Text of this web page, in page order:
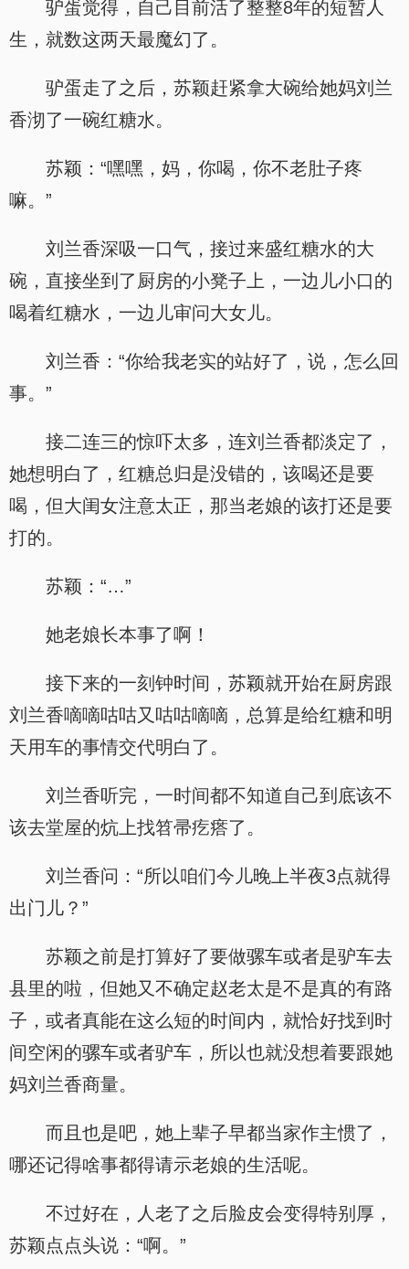
驴蛋觉得，自己目前活了整整8年的短暂人
生，就数这两天最魔幻了。
驴蛋走了之后，苏颖赶紧拿大碗给她妈刘兰
香沏了一碗红糖水。
苏颖：“嘿嘿，妈，你喝，你不老肚子疼
嘛。”
刘兰香深吸一口气，接过来盛红糖水的大
碗，直接坐到了厨房的小凳子上，一边儿小口的
喝着红糖水，一边儿审问大女儿。
刘兰香：“你给我老实的站好了，说，怎么回
事。”
接二连三的惊吓太多，连刘兰香都淡定了，
她想明白了，红糖总归是没错的，该喝还是要
喝，但大闺女注意太正，那当老娘的该打还是要
打的。
苏颖：“…”
她老娘长本事了啊！
接下来的一刻钟时间，苏颖就开始在厨房跟
刘兰香嘀嘀咕咕又咕咕嘀嘀，总算是给红糖和明
天用车的事情交代明白了。
刘兰香听完，一时间都不知道自己到底该不
该去堂屋的炕上找笤帚疙瘩了。
刘兰香问：“所以咱们今儿晚上半夜3点就得
出门儿？”
苏颖之前是打算好了要做骡车或者是驴车去
县里的啦，但她又不确定赵老太是不是真的有路
子，或者真能在这么短的时间内，就恰好找到时
间空闲的骡车或者驴车，所以也就没想着要跟她
妈刘兰香商量。
而且也是吧，她上辈子早都当家作主惯了，
哪还记得啥事都得请示老娘的生活呢。
不过好在，人老了之后脸皮会变得特别厚，
苏颖点点头说：“啊。”